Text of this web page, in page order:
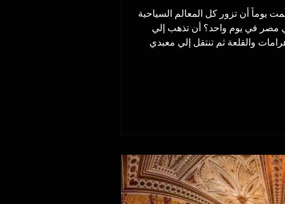
يوماً أن تزور كل المعالم السياحية
في مصر في يوم واحد؟ أن تذهب إلي
والقلعة ثم تنتقل إلي معبدي